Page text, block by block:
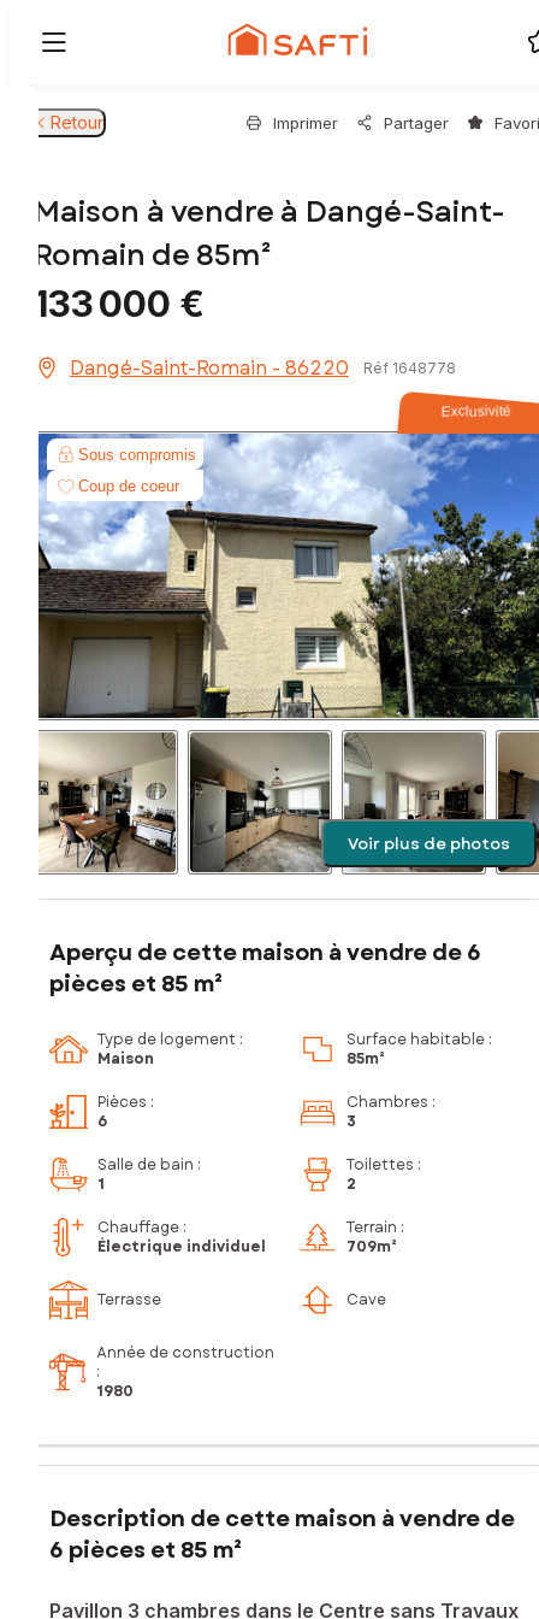
Retour Imprimer Partager
Maison à vendre à Dangé-Saint-
Romain de 85m²
133 000 €
Dangé-Saint-Romain - 86220 Réf 1648778
Exclusivité
Sous compromis
Coup de coeur
Voir plus de photos
Aperçu de cette maison à vendre de 6
pièces et 85 m²
Type de logement :
Maison
Surface habitable :
85m²
Pièces :
6
Chambres :
3
Salle de bain :
1
Toilettes :
2
Chauffage :
Électrique individuel
Terrain :
709m²
Terrasse Cave
Année de construction
:
1980
Description de cette maison à vendre de
6 pièces et 85 m²
Pavillon 3 chambres dans le Centre sans Travaux